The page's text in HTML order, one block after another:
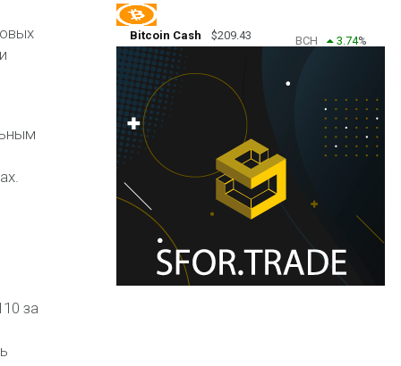
за
Bitcoin Cash $209.43 BCH 3.74%